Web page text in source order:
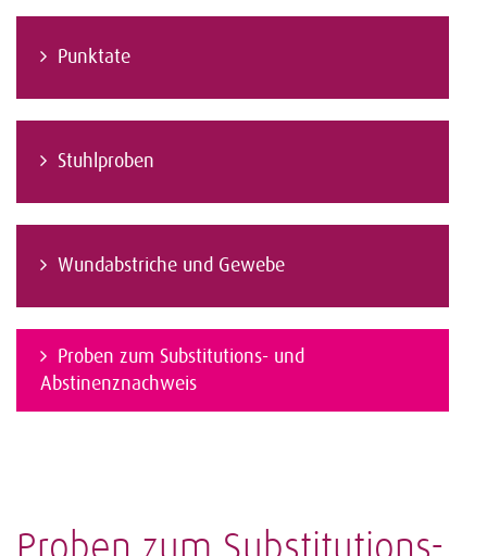
Punktate
Stuhlproben
Wundabstriche und Gewebe
Proben zum Substitutions- und
Abstinenznachweis